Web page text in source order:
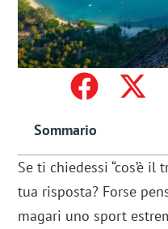
Sommario
Se ti chiedessi “cos’è il
tua risposta? Forse
magari uno sport